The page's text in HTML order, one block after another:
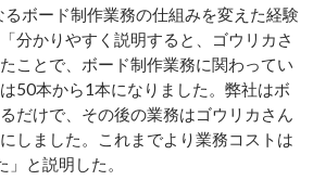
ボード制作業務の仕組みを変えた経験
分かりやすく説明すると、ゴウリカさ
ことで、ボード制作業務に関わってい
50本から1本になりました。弊社はボ
だけで、その後の業務はゴウリカさん
しました。これまでより業務コストは
と説明した。